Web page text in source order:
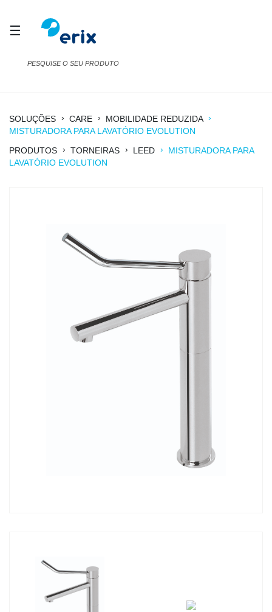
☰
SOLUÇÕES › CARE › MOBILIDADE REDUZIDA ›
MISTURADORA PARA LAVATÓRIO EVOLUTION
PRODUTOS › TORNEIRAS › LEED ›
MISTURADORA PARA
LAVATÓRIO EVOLUTION